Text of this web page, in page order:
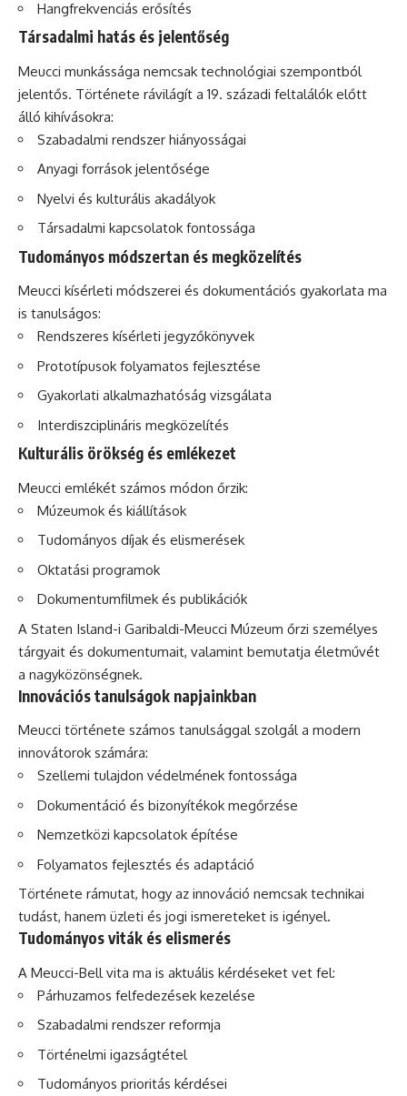
Hangfrekvenciás erősítés
Társadalmi hatás és jelentőség
Meucci munkássága nemcsak technológiai szempontból
jelentős. Története rávilágít a 19. századi feltalálók előtt
álló kihívásokra:
Szabadalmi rendszer hiányosságai
Anyagi források jelentősége
Nyelvi és kulturális akadályok
Társadalmi kapcsolatok fontossága
Tudományos módszertan és megközelítés
Meucci kísérleti módszerei és dokumentációs gyakorlata ma
is tanulságos:
Rendszeres kísérleti jegyzőkönyvek
Prototípusok folyamatos fejlesztése
Gyakorlati alkalmazhatóság vizsgálata
Interdiszciplináris megközelítés
Kulturális örökség és emlékezet
Meucci emlékét számos módon őrzik:
Múzeumok és kiállítások
Tudományos díjak és elismerések
Oktatási programok
Dokumentumfilmek és publikációk
A Staten Island-i Garibaldi-Meucci Múzeum őrzi személyes
tárgyait és dokumentumait, valamint bemutatja életművét
a nagyközönségnek.
Innovációs tanulságok napjainkban
Meucci története számos tanulsággal szolgál a modern
innovátorok számára:
Szellemi tulajdon védelmének fontossága
Dokumentáció és bizonyítékok megőrzése
Nemzetközi kapcsolatok építése
Folyamatos fejlesztés és adaptáció
Története rámutat, hogy az innováció nemcsak technikai
tudást, hanem üzleti és jogi ismereteket is igényel.
Tudományos viták és elismerés
A Meucci-Bell vita ma is aktuális kérdéseket vet fel:
Párhuzamos felfedezések kezelése
Szabadalmi rendszer reformja
Történelmi igazságtétel
Tudományos prioritás kérdései